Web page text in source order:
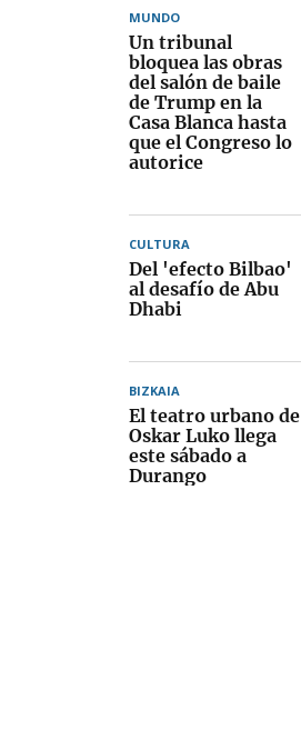
MUNDO
Un tribunal
bloquea las obras
del salón de baile
de Trump en la
Casa Blanca hasta
que el Congreso lo
autorice
CULTURA
Del 'efecto Bilbao'
al desafío de Abu
Dhabi
BIZKAIA
El teatro urbano de
Oskar Luko llega
este sábado a
Durango